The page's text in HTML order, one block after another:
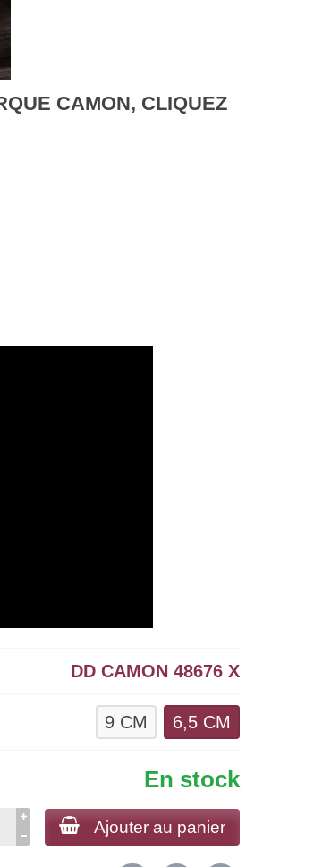
CAMON, CLIQUEZ
DD CAMON 48676 X
9 CM 6,5 CM
En stock
Ajouter au panier